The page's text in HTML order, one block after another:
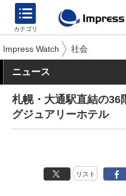
カテゴリ
Impress Watch 社会
ニュース
札幌・大通駅直結の
グジュアリーホテル
リスト